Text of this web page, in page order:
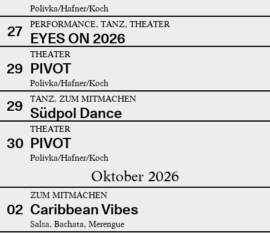
Polivka/Hafner/Koch
27 PERFORMANCE, TANZ, THEATER
EYES ON 2026
29
THEATER
PIVOT
Polivka/Hafner/Koch
29 TANZ, ZUM MITMACHEN
Südpol Dance
30
THEATER
PIVOT
Polivka/Hafner/Koch
Oktober 2026
02
ZUM MITMACHEN
Caribbean Vibes
Salsa, Bachata, Merengue